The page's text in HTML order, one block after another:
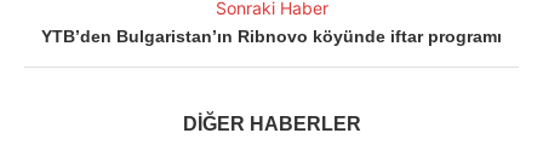
Sonraki Haber
YTB’den Bulgaristan’ın Ribnovo köyünde iftar programı
DİĞER HABERLER